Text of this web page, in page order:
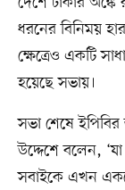
ধরনের বিনিময়
ক্ষেত্রেও একটি
হয়েছে সভায়।
সভা শেষে
উদ্দেশে বলেন,
সবাইকে এখন